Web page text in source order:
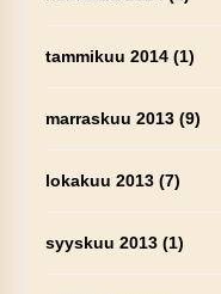
tammikuu 2014(1)
marraskuu 2013(9)
lokakuu 2013(7)
syyskuu 2013(1)